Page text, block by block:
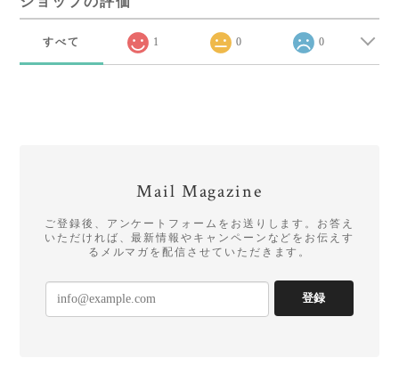
すべて 1 0 0
Mail Magazine
ご登録後、アンケートフォームをお送りします。お答え
いただければ、最新情報やキャンペーンなどをお伝えす
るメルマガを配信させていただきます。
登録